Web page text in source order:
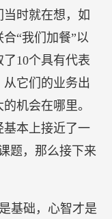
时就在想，如
“我们加餐”以
10个具有代表
它们的业务出
机会在哪里。
本上接近了一
题，那么接下来
基础，心智才是